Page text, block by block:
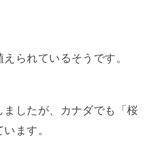
られているそうです。
ましたが、カナダでも「桜
ます。